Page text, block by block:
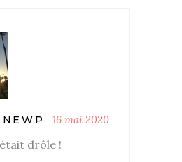
16 mai 2020
drôle !